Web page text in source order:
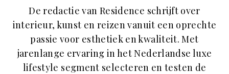
De redactie van Residence schrijft over
interieur, kunst en reizen vanuit een oprechte
passie voor esthetiek en kwaliteit. Met
jarenlange ervaring in het Nederlandse luxe
lifestyle segment selecteren en testen de